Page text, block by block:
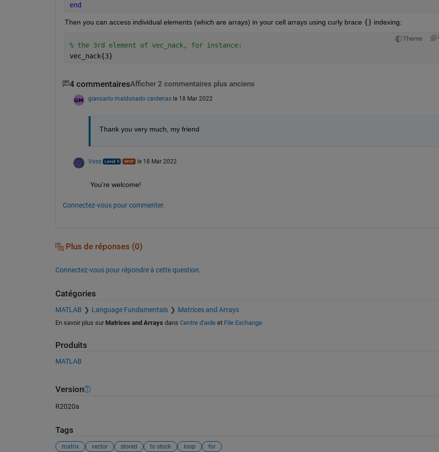
end
Then you can access individual elements (which are arrays) in your cell arrays using curly brace {} indexing:
Theme
% the 3rd element of vec_nack, for instance:
vec_nack{3}
4 commentairesAfficher 2 commentaires plus anciens
giancarlo maldonado cardenas le 18 Mar 2022
Thank you very much, my friend
Voss le 18 Mar 2022
You're welcome!
Connectez-vous pour commenter.
Plus de réponses (0)
Connectez-vous pour répondre à cette question.
Catégories
MATLAB Language Fundamentals Matrices and Arrays
En savoir plus sur Matrices and Arrays dans Centre d'aideet File Exchange
Produits
MATLAB
Version
R2020a
Tags
matrix vector stored to stock loop for